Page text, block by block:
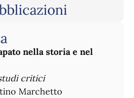
nella storia e nel
critici
Marchetto